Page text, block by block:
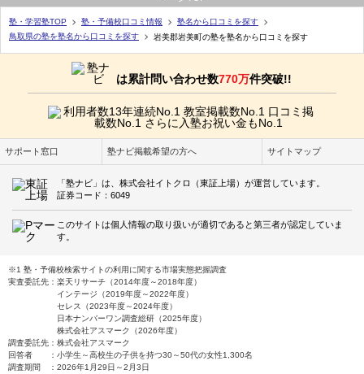
塾・学習塾TOP 塾・予備校口コミ情報
塾名から口コミを探す
鳥取県の塾を塾名から口コミを探す
岩美郡岩美町の塾を塾名から口コミを探す
は累計問い合わせ数770万件突破!!
サポート窓口 塾ナビ掲載希望の方へ サイトマップ
「塾ナビ」は、株式会社イトクロ（東証上場）が運営しています。
証券コード：6049
このサイトは個人情報の取り扱いが適切であると第三者が認定していま
す。
※1 塾・予備校検索サイトの利用に関する市場実態把握調査
実査委託先：楽天リサーチ（2014年度～2018年度）
インテージ（2019年度～2022年度）
セレス（2023年度～2024年度）
日本ナンバーワン調査総研（2025年度）
株式会社アスマーク（2026年度）
調査委託先：株式会社アスマーク
回答者 ：小学生～高校生の子供を持つ30～50代の女性1,300名
調査期間 ：2026年1月29日～2月3日